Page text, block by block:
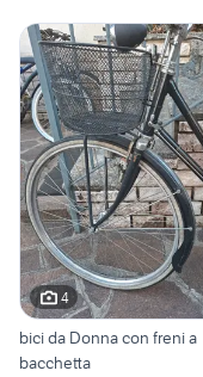
4
bici da Donna con freni a
bacchetta